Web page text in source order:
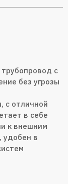
с
без угрозы
с отличной
в себе
к внешним
удобен в